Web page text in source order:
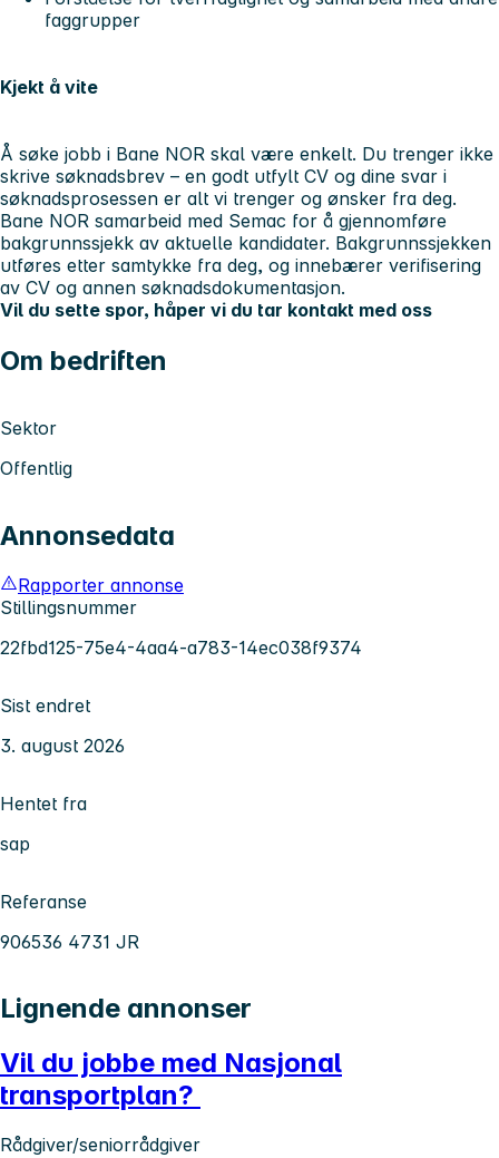
faggrupper
Kjekt å vite
Å søke jobb i Bane NOR skal være enkelt. Du trenger ikke
skrive søknadsbrev – en godt utfylt CV og dine svar i
søknadsprosessen er alt vi trenger og ønsker fra deg.
Bane NOR samarbeid med Semac for å gjennomføre
bakgrunnssjekk av aktuelle kandidater. Bakgrunnssjekken
utføres etter samtykke fra deg, og innebærer verifisering
av CV og annen søknadsdokumentasjon.
Vil du sette spor, håper vi du tar kontakt med oss
Om bedriften
Sektor
Offentlig
Annonsedata
Rapporter annonse
Stillingsnummer
22fbd125-75e4-4aa4-a783-14ec038f9374
Sist endret
3. august 2026
Hentet fra
sap
Referanse
906536 4731 JR
Lignende annonser
Vil du jobbe med Nasjonal
transportplan?
Rådgiver/seniorrådgiver